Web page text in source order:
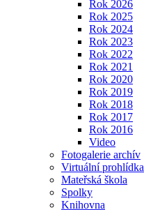
Rok 2026
Rok 2025
Rok 2024
Rok 2023
Rok 2022
Rok 2021
Rok 2020
Rok 2019
Rok 2018
Rok 2017
Rok 2016
Video
Fotogalerie archív
Virtuální prohlídka
Mateřská škola
Spolky
Knihovna